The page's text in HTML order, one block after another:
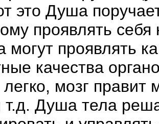
это Душа
проявлять
могут проявлять
качества
легко, мозг
т.д. Душа тела